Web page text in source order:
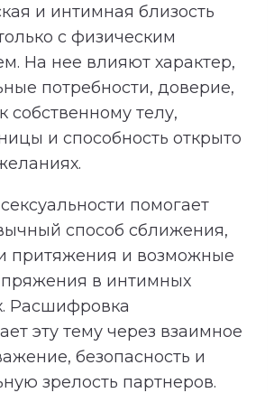
и интимная близость
с физическим
На нее влияют характер,
потребности, доверие,
собственному телу,
и способность открыто
помогает
способ сближения,
притяжения и возможные
в интимных
Расшифровка
эту тему через взаимное
безопасность и
зрелость партнеров.